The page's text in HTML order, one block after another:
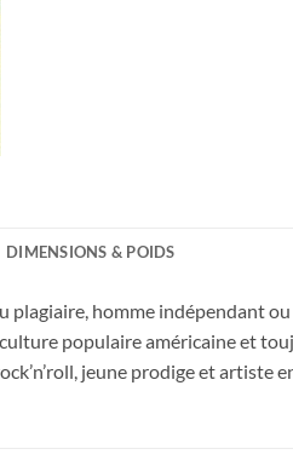
DIMENSIONS & POIDS
plagiaire, homme indépendant
populaire américaine et
jeune prodige et artiste